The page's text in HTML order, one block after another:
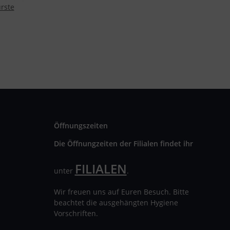
Öffnungszeiten
Die Öffnungzeiten der Filialen findet ihr
unter FILIALEN.
Wir freuen uns auf Euren Besuch. Bitte
beachtet die ausgehängten Hygiene
Vorschriften.